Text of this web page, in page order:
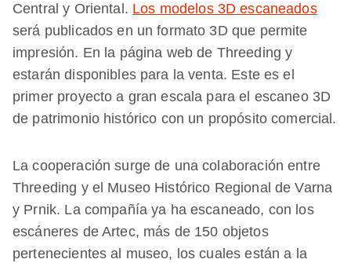
Central y Oriental. Los modelos 3D escaneados
será publicados en un formato 3D que permite
impresión. En la página web de Threeding y
estarán disponibles para la venta. Este es el
primer proyecto a gran escala para el escaneo 3D
de patrimonio histórico con un propósito comercial.
La cooperación surge de una colaboración entre
Threeding y el Museo Histórico Regional de Varna
y Prnik. La compañía ya ha escaneado, con los
escáneres de Artec, más de 150 objetos
pertenecientes al museo, los cuales están a la